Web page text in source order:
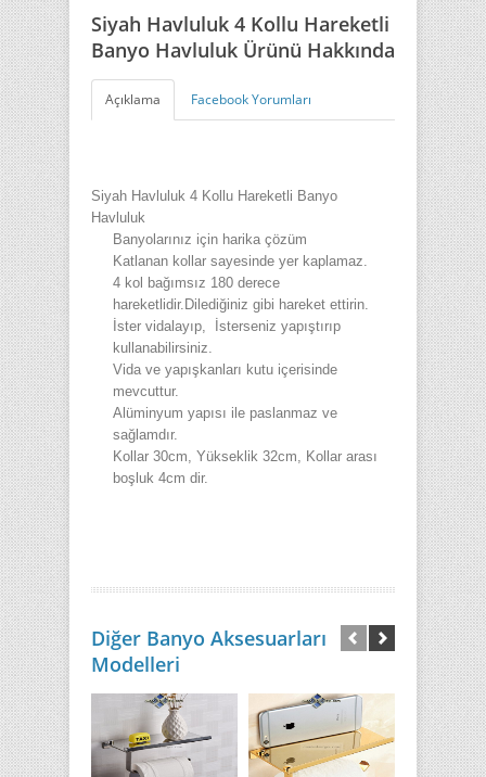
Siyah Havluluk 4 Kollu Hareketli
Banyo Havluluk Ürünü Hakkında
Açıklama Facebook Yorumları
Siyah Havluluk 4 Kollu Hareketli Banyo
Havluluk
Banyolarınız için harika çözüm
Katlanan kollar sayesinde yer kaplamaz.
4 kol bağımsız 180 derece
hareketlidir.Dilediğiniz gibi hareket ettirin.
İster vidalayıp, İsterseniz yapıştırıp
kullanabilirsiniz.
Vida ve yapışkanları kutu içerisinde
mevcuttur.
Alüminyum yapısı ile paslanmaz ve
sağlamdır.
Kollar 30cm, Yükseklik 32cm, Kollar arası
boşluk 4cm dir.
Diğer Banyo Aksesuarları
Modelleri